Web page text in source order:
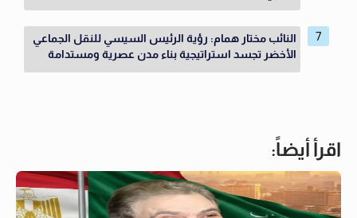
النائب مختار همام: رؤية الرئيس السيسي للنقل الجماعي
الأخضر تجسد استراتيجية بناء مدن عصرية ومستدامة
اقرأ أيضاً: